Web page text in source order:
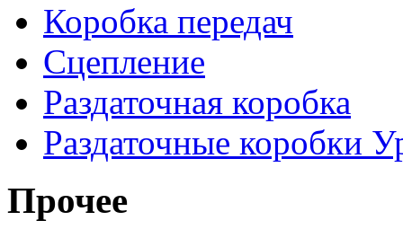
Коробка передач
Сцепление
Раздаточная коробка
Раздаточные коробки
Прочее